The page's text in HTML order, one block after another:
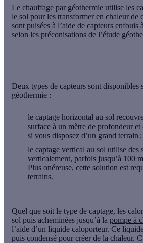
Le chauffage par géothermie utilise les
le sol pour les transformer en chaleur de
sont puisées à l’aide de capteurs
selon les préconisations de l’étude
Deux types de capteurs sont disponibles
géothermie :
le captage horizontal au sol
surface à un mètre de profondeur
si vous disposez d’un grand terrain ;
le captage vertical au sol utilise des
verticalement, parfois jusqu’à 100
Plus onéreuse, cette solution est
terrains.
Quel que soit le type de captage, les
sol puis acheminées jusqu’à la pompe à
l’aide d’un liquide caloporteur. Ce
puis condensé pour créer de la chaleur.